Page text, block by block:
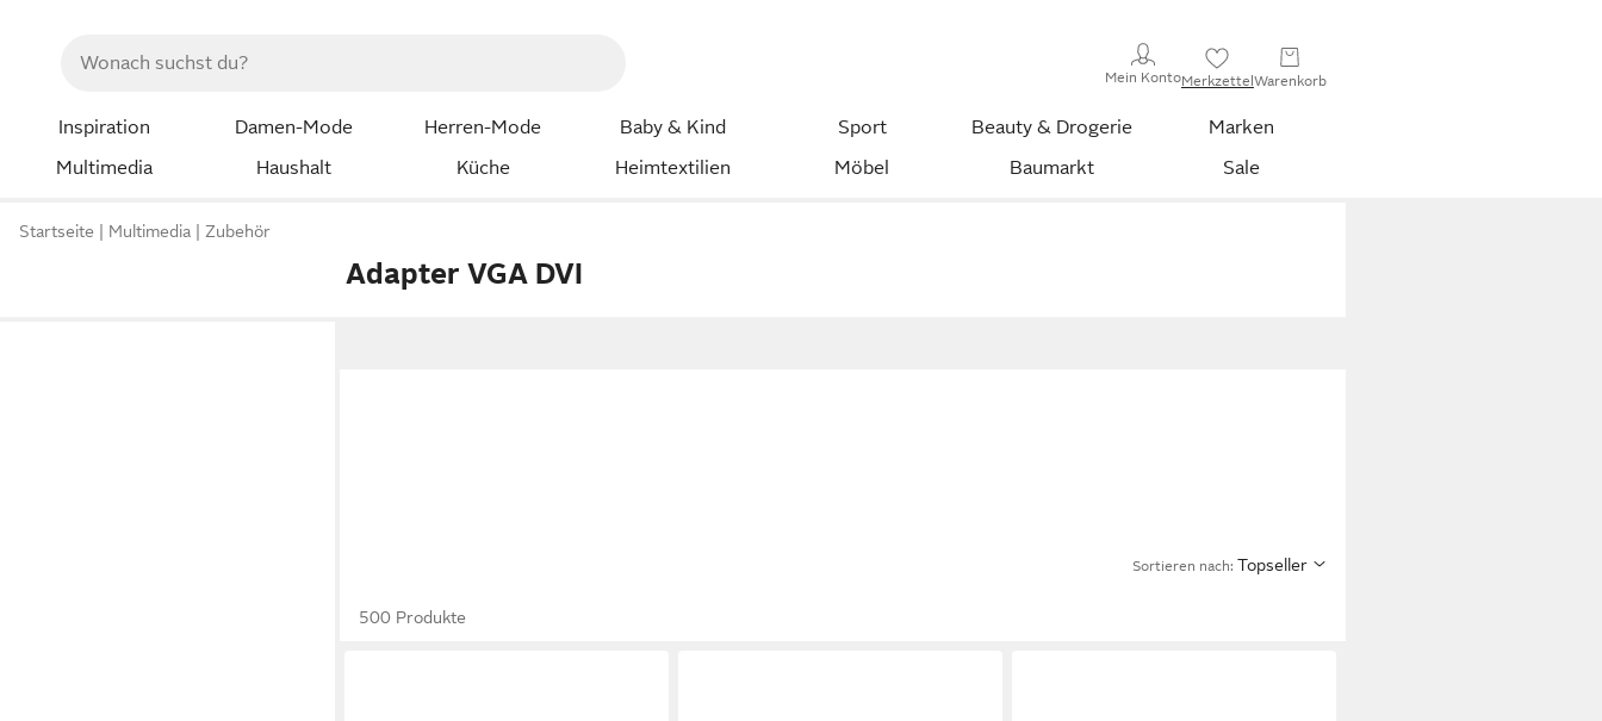
Mein KontoMerkzettelWarenkorb
Inspiration Damen-Mode Herren-Mode Baby & Kind Sport Beauty & Drogerie
Marken
Multimedia
Haushalt Küche Heimtextilien Möbel Baumarkt Sale
Startseite Multimedia Zubehör
Adapter VGA DVI
Sortieren nach: Topseller
500 Produkte